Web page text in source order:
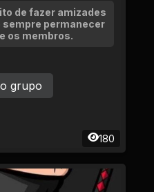
de fazer amizades
sempre permanecer
os membros.
180
grupo